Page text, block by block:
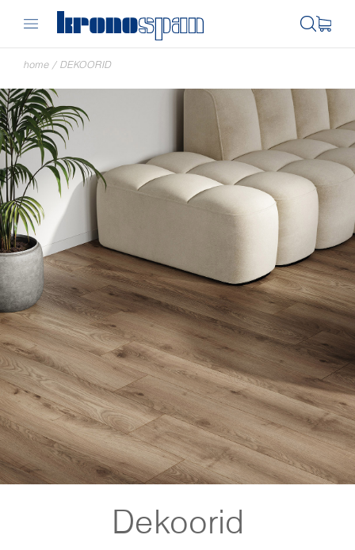
home / DEKOORID
Dekoorid